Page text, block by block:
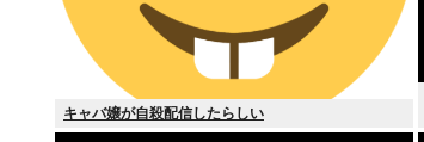
キャバ嬢が自殺配信したらしい